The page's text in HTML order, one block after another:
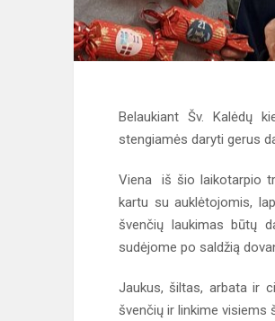
Belaukiant Šv. Kalėdų
stengiamės daryti gerus
Viena iš šio laikotarpio
kartu su auklėtojomis,
švenčių laukimas būtų
sudėjome po saldžią
Jaukus, šiltas, arbata ir
švenčių ir linkime visiems